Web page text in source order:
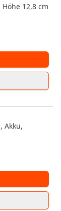
Höhe 12,8 cm
Akku,